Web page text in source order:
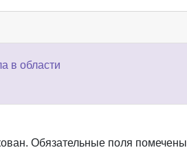
в области
Обязательные поля помечены